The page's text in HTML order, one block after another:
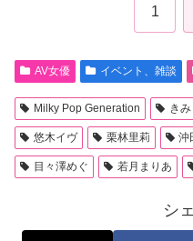
1
AV女優 イベント、雑談
Milky Pop Generation き
悠木イヴ 栗林里莉 沖
目々澤めぐ 若月まりあ
シ